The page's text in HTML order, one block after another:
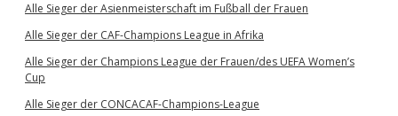
Alle Sieger der Asienmeisterschaft im Fußball der Frauen
Alle Sieger der CAF-Champions League in Afrika
Alle Sieger der Champions League der Frauen/des UEFA Women’s
Cup
Alle Sieger der CONCACAF-Champions-League